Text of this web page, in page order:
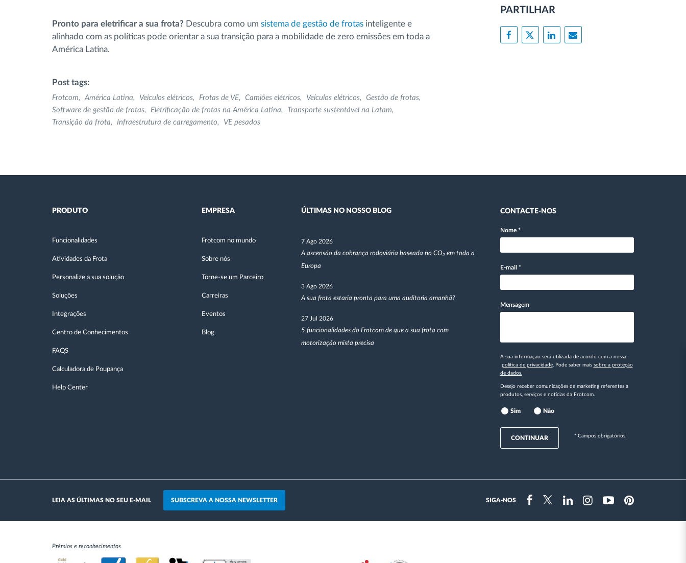
Pronto para eletrificar a sua frota? Descubra como um sistema de gestão de frotas inteligente e
alinhado com as políticas pode orientar a sua transição para a mobilidade de zero emissões em toda a
América Latina.
Post tags:
Frotcom América Latina Veículos elétricos Frotas de VE Camiões elétricos Veículos elétricos
Gestão de frotas
Software de gestão de frotas
Eletrificação de frotas na América Latina
Transporte sustentável na Latam
Transição da frota
Infraestrutura de carregamento VE pesados
PARTILHAR
PRODUTO
Funcionalidades
Atividades da Frota
Personalize a sua solução
Soluções
Integrações
Centro de Conhecimentos
FAQS
Calculadora de Poupança
Help Center
EMPRESA
Frotcom no mundo
Sobre nós
Torne-se um Parceiro
Carreiras
Eventos
Blog
ÚLTIMAS NO NOSSO BLOG
7 Ago 2026
A ascensão da cobrança rodoviária baseada no CO₂ em toda a
Europa
3 Ago 2026
A sua frota estaria pronta para uma auditoria amanhã?
27 Jul 2026
5 funcionalidades do Frotcom de que a sua frota com
motorização mista precisa
CONTACTE-NOS
Nome *
E-mail *
Mensagem
A sua informação será utilizada de acordo com a nossa
política de privacidade. Pode saber mais sobre a proteção
de dados.
Desejo receber comunicações de marketing referentes a
produtos, serviços e notícias da Frotcom.
Sim Não
CONTINUAR * Campos obrigatórios.
LEIA AS ÚLTIMAS NO SEU E-MAIL SUBSCREVA A NOSSA NEWSLETTER SIGA-NOS
FacebookTwitterLinkedinInstragramYoutubePinterest
Prémios e reconhecimentos